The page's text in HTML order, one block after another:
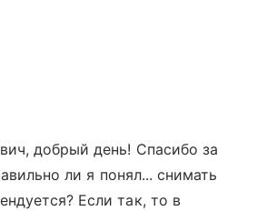
добрый день! Спасибо за
ли я понял... снимать
Если так, то в